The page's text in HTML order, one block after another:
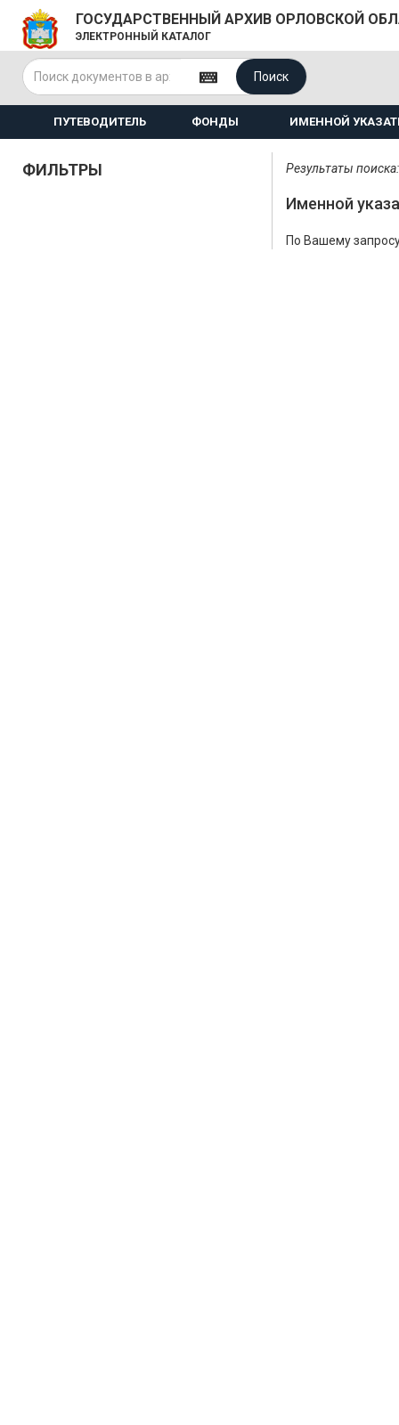
ГОСУДАРСТВЕННЫЙ АРХИВ ОРЛОВСКОЙ
ЭЛЕКТРОННЫЙ КАТАЛОГ
Поиск
ПУТЕВОДИТЕЛЬ ФОНДЫ ИМЕННОЙ
ФИЛЬТРЫ Результаты
Именной
По Вашему